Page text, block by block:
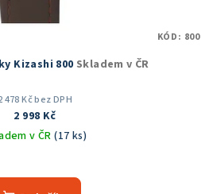
Kizashi 800 Skladem v ČR
478 Kč bez DPH
2 998 Kč
v ČR(17 ks)
hodnocení
KÓD: 800